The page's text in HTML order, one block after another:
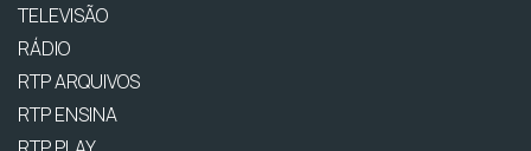
TELEVISÃO
RÁDIO
RTP ARQUIVOS
RTP ENSINA